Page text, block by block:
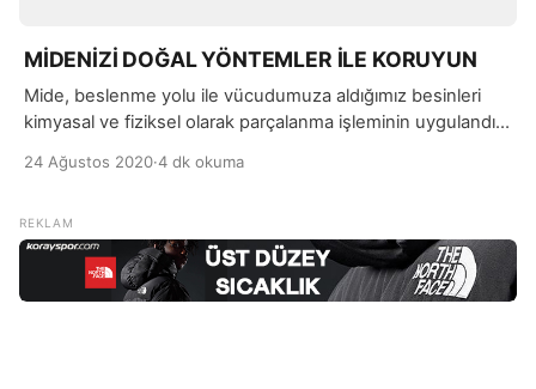
MİDENİZİ DOĞAL YÖNTEMLER İLE KORUYUN
Mide, beslenme yolu ile vücudumuza aldığımız besinleri
kimyasal ve fiziksel olarak parçalanma işleminin uygulandığı
midede ekşime, yanma gibi bazı rahatsızlıklar
24 Ağustos 2020·4 dk okuma